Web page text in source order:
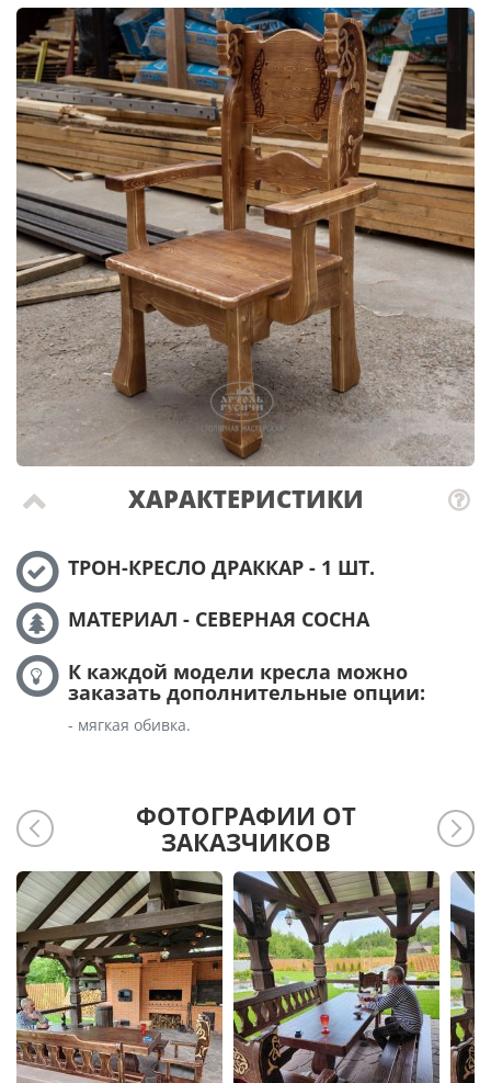
ХАРАКТЕРИСТИКИ
ТРОН-КРЕСЛО ДРАККАР - 1 ШТ.
МАТЕРИАЛ - СЕВЕРНАЯ СОСНА
К каждой модели кресла можно
заказать дополнительные опции:
- мягкая обивка.
ФОТОГРАФИИ ОТ
ЗАКАЗЧИКОВ